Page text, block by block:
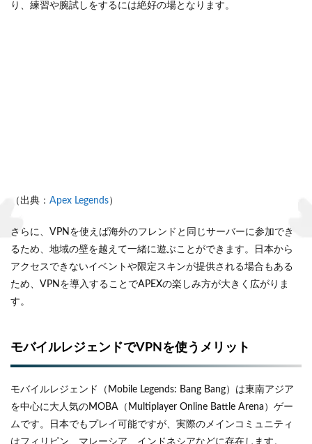
り、練習や腕試しをするには絶好の場となります。
（出典： Apex Legends）
さらに、VPNを使えば海外のフレンドと同じサーバーに参加でき
るため、地域の壁を越えて一緒に遊ぶことができます。日本から
アクセスできないイベントや限定スキンが提供される場合もある
ため、VPNを導入することでAPEXの楽しみ方が大きく広がりま
す。
モバイルレジェンドでVPNを使うメリット
モバイルレジェンド（Mobile Legends: Bang Bang）は東南アジア
を中心に大人気のMOBA（Multiplayer Online Battle Arena）ゲー
ムです。日本でもプレイ可能ですが、実際のメインコミュニティ
はフィリピン、マレーシア、インドネシアなどに存在します。